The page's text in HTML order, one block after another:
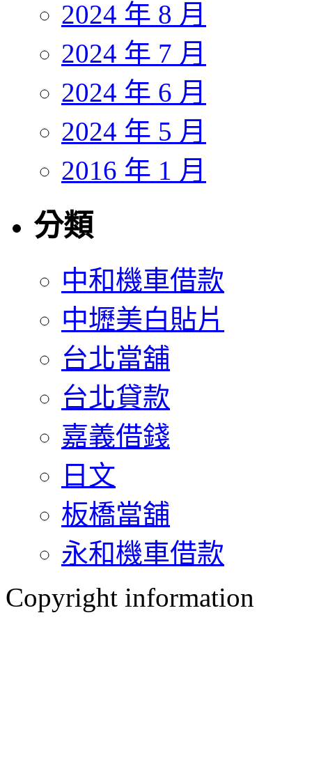
2024 年 8 月
2024 年 7 月
2024 年 6 月
2024 年 5 月
2016 年 1 月
分類
中和機車借款
中壢美白貼片
台北當舖
台北貸款
嘉義借錢
日文
板橋當舖
永和機車借款
Copyright information